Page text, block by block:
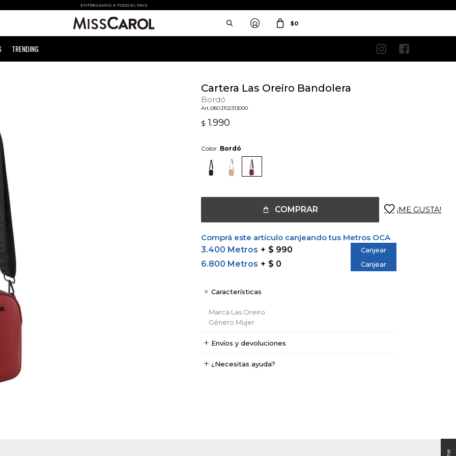
ENTREGAMOS A TODO EL PAIS
TRENDING
$0
 
Cartera Las Oreiro Bandolera
Bordó
080.3102313000
$ 1.990
Color: Bordó
COMPRAR
Comprá este artículo canjeando tus Metros OCA
3.400 Metros
$ 990 Canjear
6.800 Metros $ 0 Canjear
Características
Marca Las Oreiro
Género Mujer
Envíos y devoluciones
¿Necesitas ayuda?